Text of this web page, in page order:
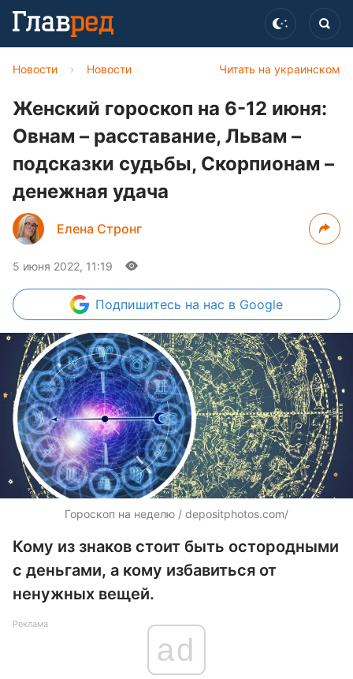
Читать на украинском
Новости › Новости
Женский гороскоп на 6-12 июня:
Овнам – расставание, Львам –
подсказки судьбы, Скорпионам –
денежная удача
Елена Стронг
5 июня 2022, 11:19
Подпишитесь на нас в Google
Гороскоп на неделю / depositphotos.com/
Кому из знаков стоит быть остородными
с деньгами, а кому избавиться от
ненужных вещей.
Реклама
ad